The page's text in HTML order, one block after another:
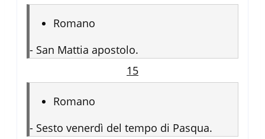
Romano
- San Mattia apostolo.
15
Romano
- Sesto venerdì del tempo di Pasqua.